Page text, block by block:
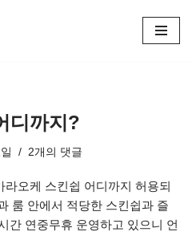
디까지?
2개의 댓글
오케 스킨쉽 어디까지 허용되
룸 안에서 적당한 스킨쉽과 즐
간 연중무휴 운영하고 있으니 언